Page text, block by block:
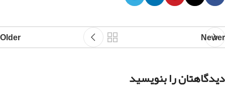
Newer
Older
دیدگاهتان را بنویسید